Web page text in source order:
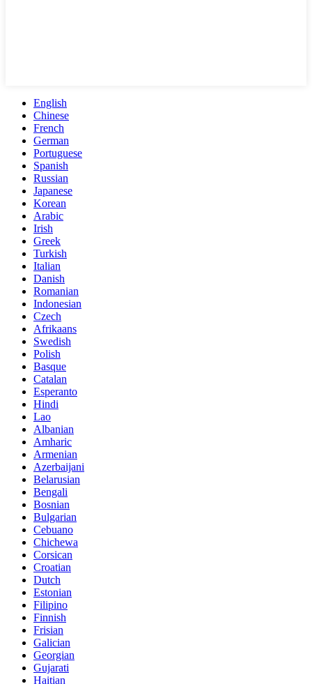
English
Chinese
French
German
Portuguese
Spanish
Russian
Japanese
Korean
Arabic
Irish
Greek
Turkish
Italian
Danish
Romanian
Indonesian
Czech
Afrikaans
Swedish
Polish
Basque
Catalan
Esperanto
Hindi
Lao
Albanian
Amharic
Armenian
Azerbaijani
Belarusian
Bengali
Bosnian
Bulgarian
Cebuano
Chichewa
Corsican
Croatian
Dutch
Estonian
Filipino
Finnish
Frisian
Galician
Georgian
Gujarati
Haitian